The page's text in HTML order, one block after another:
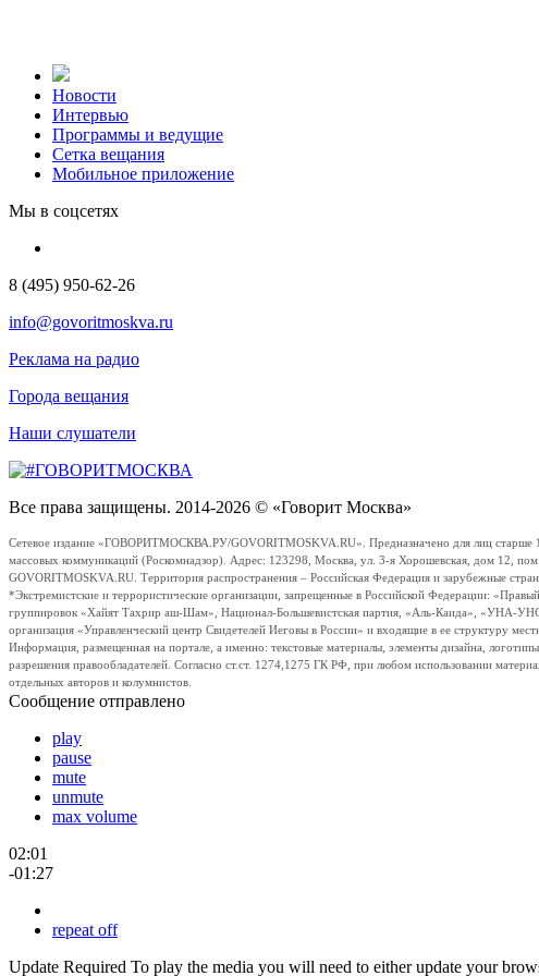
Новости
Интервью
Программы и ведущие
Сетка вещания
Мобильное приложение
Мы в соцсетях
8 (495) 950-62-26
info@govoritmoskva.ru
Реклама на радио
Города вещания
Наши слушатели
Все права защищены. 2014-2026 © «Говорит Москва»
Сетевое издание «ГОВОРИТМОСКВА.РУ/GOVORITMOSKVA.RU». Предназначено для лиц старше
массовых коммуникаций (Роскомнадзор). Адрес: 123298, Москва, ул. 3-я Хорошевская, дом 12,
GOVORITMOSKVA.RU. Территория распространения – Российская Федерация и зарубежные
*Экстремистские и террористические организации, запрещенные в Российской Федерации:
группировок «Хайят Тахрир аш-Шам», Национал-Большевистская партия, «Аль-Каида», «УНА-
организация «Управленческий центр Свидетелей Иеговы в России» и входящие в ее структуру
Информация, размещенная на портале, а именно: текстовые материалы, элементы дизайна,
разрешения правообладателей. Согласно ст.ст. 1274,1275 ГК РФ, при любом использовании
отдельных авторов и колумнистов.
Сообщение отправлено
play
pause
mute
unmute
max volume
02:01
-01:27
repeat off
Update Required To play the media you will need to either update your